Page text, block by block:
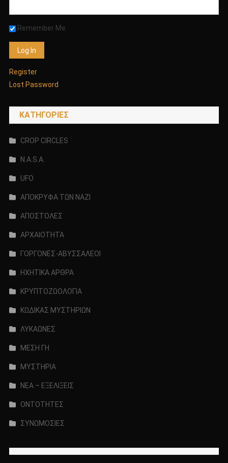
Remember Me
Register
Lost Password
KΑΤΗΓΟΡΊΕΣ
CROP CIRCLES
N.A.S.A.
UFO
ΑΠΟΚΡΥΦΑ ΤΩΝ ΝΑΖΙ
ΑΠΟΣΤΟΛΕΣ
ΑΡΧΑΙΟΤΗΤΑ
ΓΟΡΓΟΝΕΣ-ΑΒΥΣΣΑΛΕΟΙ
ΗΧΗΤΙΚΑ ΑΡΘΡΑ
ΚΡΥΠΤΟΖΩΟΛΟΓΙΑ
ΚΩΔΙΚΑΣ ΜΥΣΤΗΡΙΩΝ
ΛΥΚΑΩΝΕΣ
ΜΕΣΗ ΓΗ
ΜΥΣΤΗΡΙΑ
ΝΕΑ – ΕΞΕΛΙΞΕΙΣ
ΟΝΤΟΤΗΤΕΣ
ΣΥΝΩΜΟΣΙΕΣ